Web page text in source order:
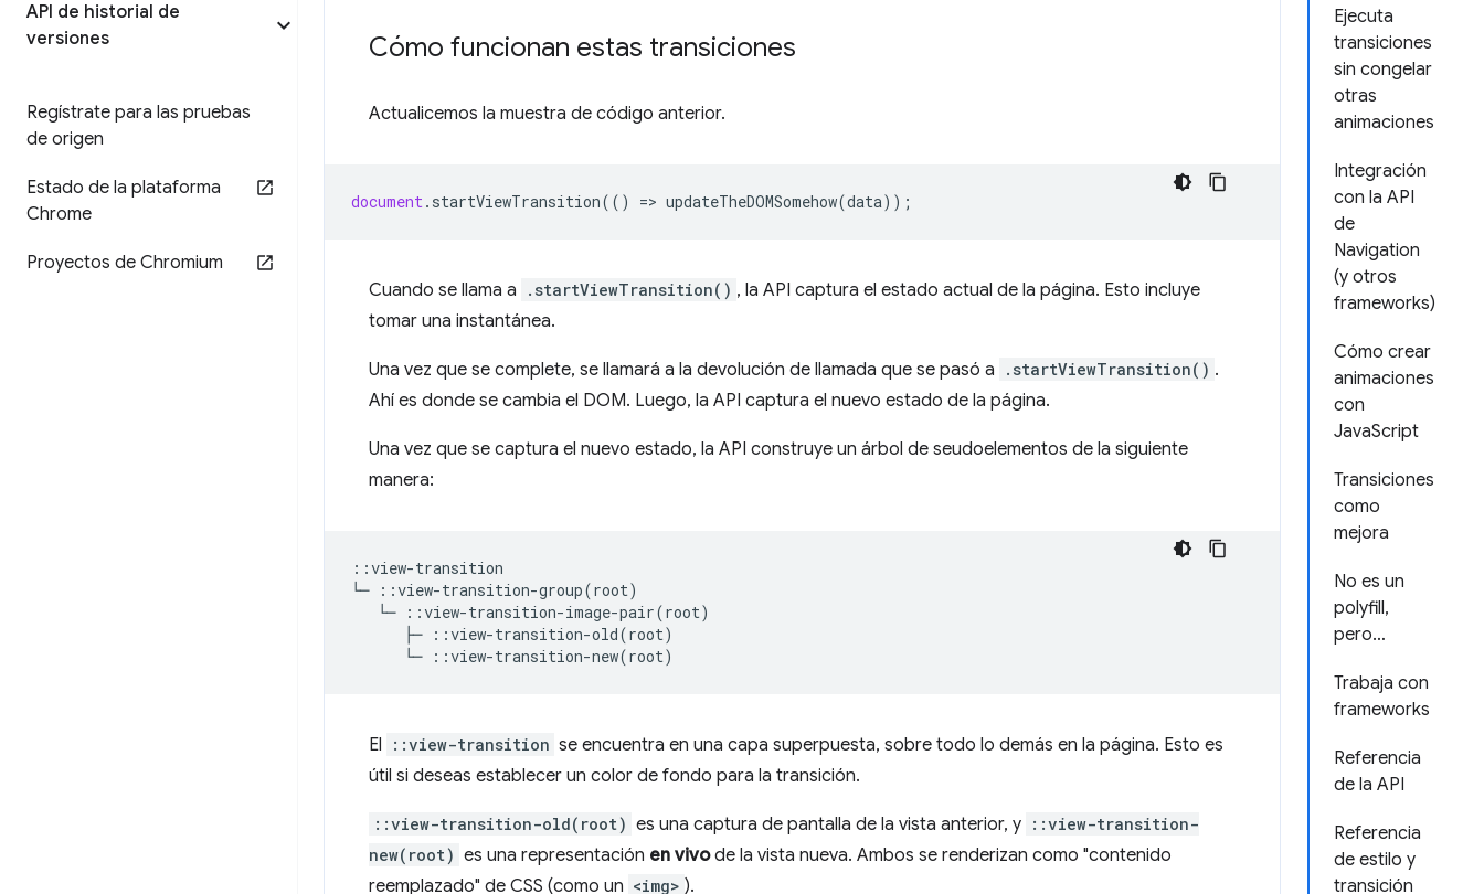
API de historial de
versiones
Regístrate para las pruebas
de origen
Estado de la plataforma
Chrome
Proyectos de Chromium
Ejecuta
transiciones
sin congelar
otras
animaciones
Integración
con la API
de
Navigation
(y otros
frameworks)
Cómo crear
animaciones
con
JavaScript
Transiciones
como
mejora
No es un
polyfill,
pero…
Trabaja con
frameworks
Referencia
de la API
Referencia
de estilo y
transición
Cómo funcionan estas transiciones
Actualicemos la muestra de código anterior.
document. startViewTransition(() => updateTheDOMSomehow(data));
Cuando se llama a .startViewTransition() , la API captura el estado actual de la página. Esto incluye
tomar una instantánea.
Una vez que se complete, se llamará a la devolución de llamada que se pasó a .startViewTransition() .
Ahí es donde se cambia el DOM. Luego, la API captura el nuevo estado de la página.
Una vez que se captura el nuevo estado, la API construye un árbol de seudoelementos de la siguiente
manera:
::view-transition
El ::view-transition se encuentra en una capa superpuesta, sobre todo lo demás en la página. Esto es
útil si deseas establecer un color de fondo para la transición.
::view-transition-old(root) es una captura de pantalla de la vista anterior, y ::view-transition-
new(root) es una representación en vivode la vista nueva. Ambos se renderizan como "contenido
reemplazado" de CSS (como un <img> ).